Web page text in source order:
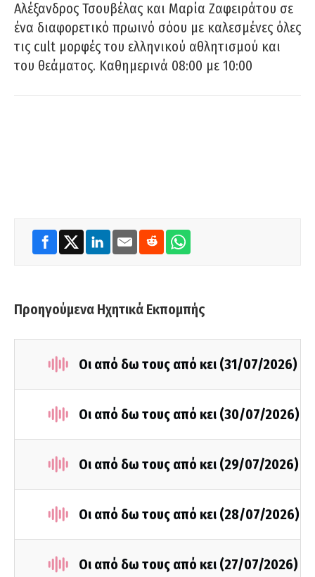
Αλέξανδρος Τσουβέλας και Μαρία Ζαφειράτου σε
ένα διαφορετικό πρωινό σόου με καλεσμένες όλες
τις cult μορφές του ελληνικού αθλητισμού και
του θεάματος. Καθημερινά 08:00 με 10:00
Προηγούμενα Ηχητικά Εκπομπής
Οι από δω τους από κει (31/07/2026)
Οι από δω τους από κει (30/07/2026)
Οι από δω τους από κει (29/07/2026)
Οι από δω τους από κει (28/07/2026)
Οι από δω τους από κει (27/07/2026)